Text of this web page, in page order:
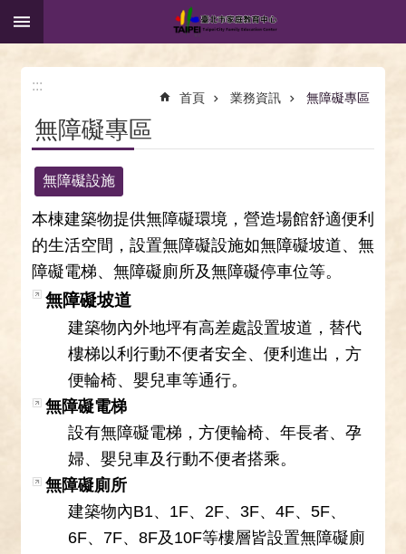
跳到主要內容區塊
:::
首頁 業務資訊 無障礙專區
無障礙專區
無障礙設施
本棟建築物提供無障礙環境，營造場館舒適便利
的生活空間，設置無障礙設施如無障礙坡道、無
障礙電梯、無障礙廁所及無障礙停車位等。
無障礙坡道
建築物內外地坪有高差處設置坡道，替代
樓梯以利行動不便者安全、便利進出，方
便輪椅、嬰兒車等通行。
無障礙電梯
設有無障礙電梯，方便輪椅、年長者、孕
婦、嬰兒車及行動不便者搭乘。
無障礙廁所
建築物內B1、1F、2F、3F、4F、5F、
6F、7F、8F及10F等樓層皆設置無障礙廁